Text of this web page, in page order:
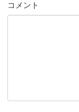
コメント